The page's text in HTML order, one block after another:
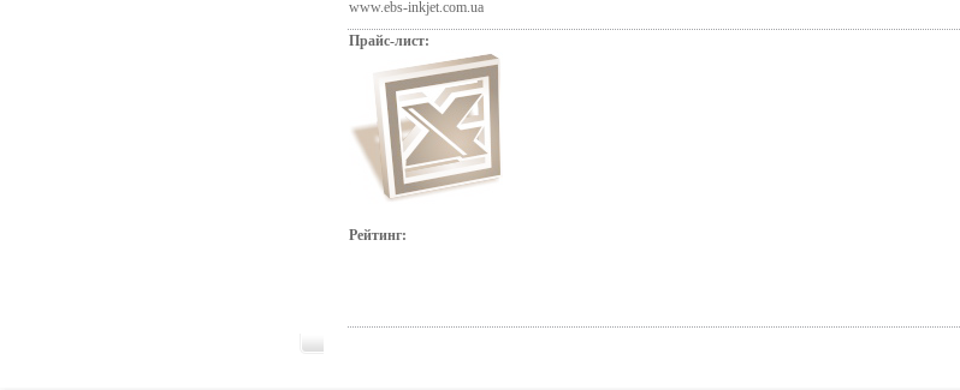
www.ebs-inkjet.com.ua
Прайс-лист:
Рейтинг: